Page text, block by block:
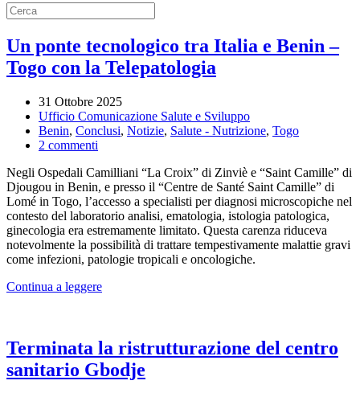
Un ponte tecnologico tra Italia e Benin –
Togo con la Telepatologia
31 Ottobre 2025
Ufficio Comunicazione Salute e Sviluppo
Benin, Conclusi, Notizie, Salute - Nutrizione, Togo
2 commenti
ponte
tecnologico
tra
Italia
e
Benin
–
con
Negli Ospedali Camilliani “La Croix” di Zinviè e “Saint Camille” di
Djougou in Benin, e presso il “Centre de Santé Saint Camille” di
Lomé in Togo, l’accesso a specialisti per diagnosi microscopiche nel
contesto del laboratorio analisi, ematologia, istologia patologica,
ginecologia era estremamente limitato. Questa carenza riduceva
notevolmente la possibilità di trattare tempestivamente malattie gravi
come infezioni, patologie tropicali e oncologiche.
Continua a leggere
Terminata la ristrutturazione del centro
sanitario Gbodje